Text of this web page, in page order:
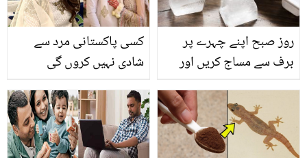
کسی پاکستانی مرد سے
شادی نہیں کروں گی
امتیاز نے کس وجہ سے
پاکستانی مرد سے شادی نہ
کرنے کا فیصلہ کیا؟ دیکھئے
روز صبح اپنے چہرے پر
برف سے مساج کریں اور
جانیں چہرے پر برف کے
مساج کے فوائد اور اس کا
طریقہ کار